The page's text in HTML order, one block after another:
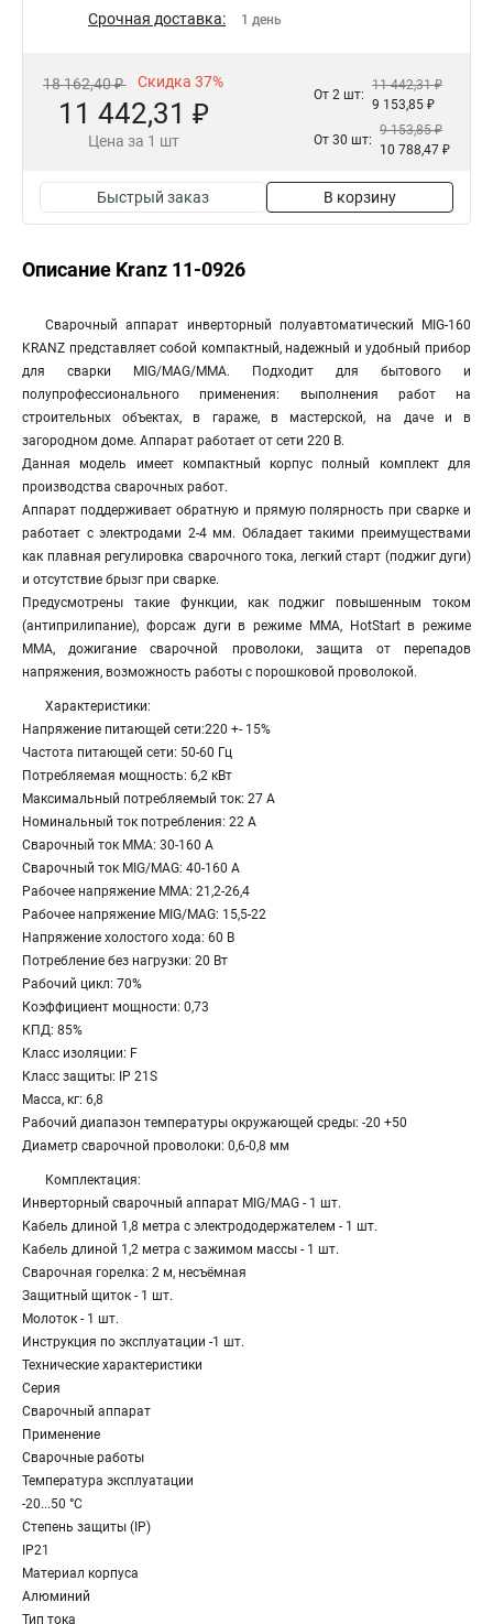
Срочная доставка: 1 день
18 162,40 ₽ Скидка 37%
11 442,31 ₽
Цена за 1 шт
От 2 шт:
11 442,31 ₽
9 153,85 ₽
От 30 шт:
9 153,85 ₽
10 788,47 ₽
Быстрый заказ В корзину
Описание Kranz 11-0926
Сварочный аппарат инверторный полуавтоматический MIG-160
KRANZ представляет собой компактный, надежный и удобный прибор
для сварки MIG/MAG/MMA. Подходит для бытового и
полупрофессионального применения: выполнения работ на
строительных объектах, в гараже, в мастерской, на даче и в
загородном доме. Аппарат работает от сети 220 В.
Данная модель имеет компактный корпус полный комплект для
производства сварочных работ.
Аппарат поддерживает обратную и прямую полярность при сварке и
работает с электродами 2-4 мм. Обладает такими преимуществами
как плавная регулировка сварочного тока, легкий старт (поджиг дуги)
и отсутствие брызг при сварке.
Предусмотрены такие функции, как поджиг повышенным током
(антиприлипание), форсаж дуги в режиме ММА, HotStart в режиме
ММА, дожигание сварочной проволоки, защита от перепадов
напряжения, возможность работы с порошковой проволокой.
Характеристики:
Напряжение питающей сети:220 +- 15%
Частота питающей сети: 50-60 Гц
Потребляемая мощность: 6,2 кВт
Максимальный потребляемый ток: 27 А
Номинальный ток потребления: 22 А
Сварочный ток MMA: 30-160 А
Сварочный ток MIG/MAG: 40-160 А
Рабочее напряжение ММА: 21,2-26,4
Рабочее напряжение MIG/MAG: 15,5-22
Напряжение холостого хода: 60 В
Потребление без нагрузки: 20 Вт
Рабочий цикл: 70%
Коэффициент мощности: 0,73
КПД: 85%
Класс изоляции: F
Класс защиты: IP 21S
Масса, кг: 6,8
Рабочий диапазон температуры окружающей среды: -20 +50
Диаметр сварочной проволоки: 0,6-0,8 мм
Комплектация:
Инверторный сварочный аппарат MIG/MAG - 1 шт.
Кабель длиной 1,8 метра с электрододержателем - 1 шт.
Кабель длиной 1,2 метра с зажимом массы - 1 шт.
Сварочная горелка: 2 м, несъёмная
Защитный щиток - 1 шт.
Молоток - 1 шт.
Инструкция по эксплуатации -1 шт.
Технические характеристики
Серия
Сварочный аппарат
Применение
Сварочные работы
Температура эксплуатации
-20...50 °C
Степень защиты (IP)
IP21
Материал корпуса
Алюминий
Тип тока